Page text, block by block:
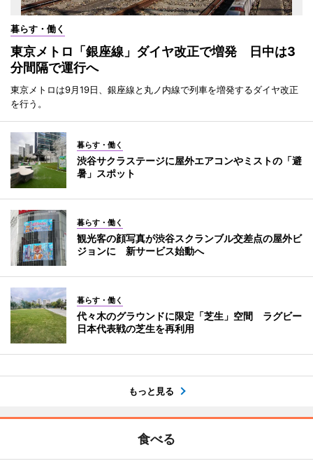
暮らす・働く
東京メトロ「銀座線」ダイヤ改正で増発 日中は3
分間隔で運行へ
東京メトロは9月19日、銀座線と丸ノ内線で列車を増発するダイヤ改正
を行う。
暮らす・働く
渋谷サクラステージに屋外エアコンやミストの「避
暑」スポット
暮らす・働く
観光客の顔写真が渋谷スクランブル交差点の屋外ビ
ジョンに 新サービス始動へ
暮らす・働く
代々木のグラウンドに限定「芝生」空間 ラグビー
日本代表戦の芝生を再利用
もっと見る
食べる